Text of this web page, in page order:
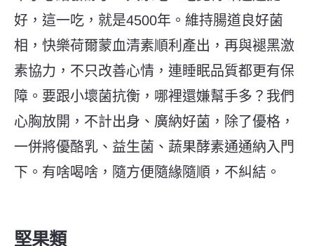
好，這一吃，就是4500年。維持腸道良好菌
相，快樂荷爾蒙血清素順利產出，再與褪黑激
素協力，不只改善心情，連睡眠品質都更有保
障。 要跟小壞菌抗衡，哪裡還嫌幫手多？我們
心胸放開，不計出身、廣納好菌，除了優格，
一併將優酪乳、益生菌、蔬果酵素通通納入門
下。有啥喝啥，隨方便隨緣隨順，不糾結。
堅果類